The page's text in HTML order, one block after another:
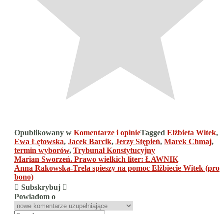
Opublikowany w Komentarze i opinieTagged Elżbieta Witek,
Ewa Łętowska, Jacek Barcik, Jerzy Stępień, Marek Chmaj,
termin wyborów, Trybunał Konstytucyjny
Nawigacja
wpisu
Marian Sworzeń. Prawo wielkich liter: ŁAWNIK
Anna Rakowska-Trela spieszy na pomoc Elżbiecie Witek (pro
bono)
Subskrybuj
Powiadom o